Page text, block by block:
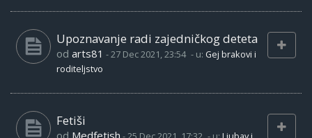
Upoznavanje radi zajedničkog deteta
od arts81 -27 Dec 2021, 23:54 - u: Gej brakovi i
roditeljstvo
Fetiši
od Medfetish